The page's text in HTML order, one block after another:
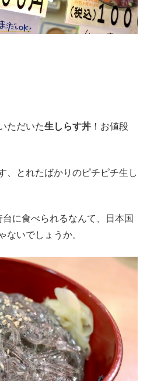
ただいた生しらす丼 ！お値段
、とれたばかりのピチピチ生し
に食べられるなんて、日本国
ないでしょうか。